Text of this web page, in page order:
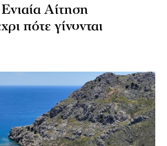
Αίτηση
πότε γίνονται